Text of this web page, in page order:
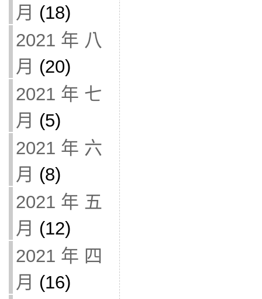
月 (18)
2021 年 八
月 (20)
2021 年 七
月 (5)
2021 年 六
月 (8)
2021 年 五
月 (12)
2021 年 四
月 (16)